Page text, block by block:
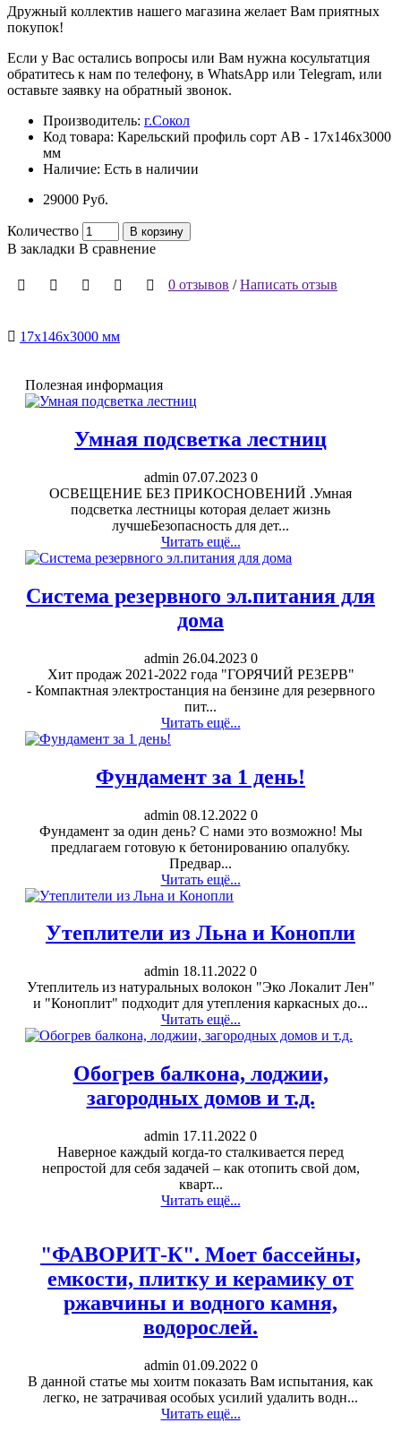
Дружный коллектив нашего магазина желает Вам приятных
покупок!
Если у Вас остались вопросы или Вам нужна косультатция
обратитесь к нам по телефону, в WhatsApp или Telegram, или
оставьте заявку на обратный звонок.
Производитель: г.Сокол
Код товара: Карельский профиль сорт АВ - 17x146x3000
мм
Наличие: Есть в наличии
29000 Pуб.
Количество В корзину
В закладки В сравнение
0 отзывов /Написать отзыв
17x146x3000 мм
Полезная информация
Умная подсветка лестниц
admin 07.07.2023 0
ОСВЕЩЕНИЕ БЕЗ ПРИКОСНОВЕНИЙ .Умная
подсветка лестницы которая делает жизнь
лучшеБезопасность для дет...
Читать ещё...
Система резервного эл.питания для
дома
admin 26.04.2023 0
Хит продаж 2021-2022 года "ГОРЯЧИЙ РЕЗЕРВ"
- Компактная электростанция на бензине для резервного
пит...
Читать ещё...
Фундамент за 1 день!
admin 08.12.2022 0
Фундамент за один день? С нами это возможно! Мы
предлагаем готовую к бетонированию опалубку.
Предвар...
Читать ещё...
Утеплители из Льна и Конопли
admin 18.11.2022 0
Утеплитель из натуральных волокон "Эко Локалит Лен"
и "Коноплит" подходит для утепления каркасных до...
Читать ещё...
Обогрев балкона, лоджии,
загородных домов и т.д.
admin 17.11.2022 0
Наверное каждый когда-то сталкивается перед
непростой для себя задачей – как отопить свой дом,
кварт...
Читать ещё...
"ФАВОРИТ-К". Моет бассейны,
емкости, плитку и керамику от
ржавчины и водного камня,
водорослей.
admin 01.09.2022 0
В данной статье мы хоитм показать Вам испытания, как
легко, не затрачивая особых усилий удалить водн...
Читать ещё...